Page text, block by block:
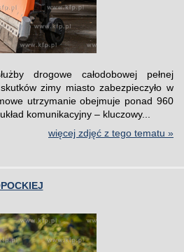
drogowe całodobowej pełnej
zimy miasto zabezpieczyło w
utrzymanie obejmuje ponad 960
komunikacyjny – kluczowy...
więcej zdjęć z tego tematu »